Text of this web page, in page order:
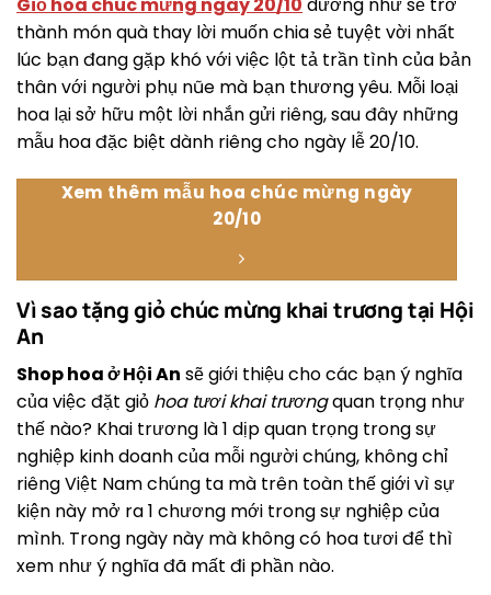
thành món quà thay lời muốn chia sẻ tuyệt vời nhất
lúc bạn đang gặp khó với việc lột tả trần tình của bản
thân với người phụ nũe mà bạn thương yêu. Mỗi loại
hoa lại sở hữu một lời nhắn gửi riêng, sau đây những
mẫu hoa đặc biệt dành riêng cho ngày lễ 20/10.
Xem thêm mẫu hoa chúc mừng ngày
20/10
Vì sao tặng giỏ chúc mừng khai trương tại Hội
An
Shop hoa ở Hội An sẽ giới thiệu cho các bạn ý nghĩa
của việc đặt giỏ hoa tươi khai trươngquan trọng như
thế nào? Khai trương là 1 dịp quan trọng trong sự
nghiệp kinh doanh của mỗi người chúng, không chỉ
riêng Việt Nam chúng ta mà trên toàn thế giới vì sự
kiện này mở ra 1 chương mới trong sự nghiệp của
mình. Trong ngày này mà không có hoa tươi để thì
xem như ý nghĩa đã mất đi phần nào.